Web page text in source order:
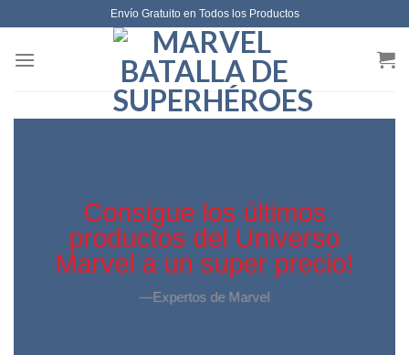
Envío Gratuito en Todos los Productos
Consigue los últimos
productos del Universo
Marvel a un super precio!
—Expertos de Marvel